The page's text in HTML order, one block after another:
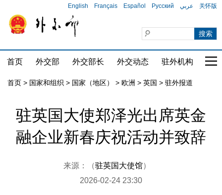
English Français Español Русский عربي 关怀版
首页 外交部 外交部长 外交动态 驻外机构 国
首页 > 国家和组织 > 国家（地区） > 欧洲 > 英国 > 驻外报道
驻英国大使郑泽光出席英金
融企业新春庆祝活动并致辞
来源：（驻英国大使馆）
2026-02-24 23:30